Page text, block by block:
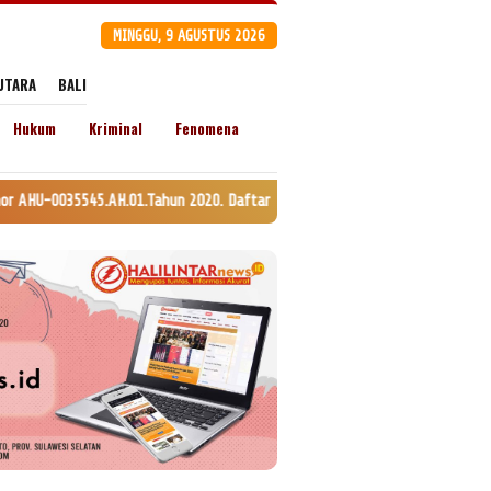
MINGGU, 9 AGUSTUS 2026
BALI
Hukum Kriminal
Fenomena
2020. Daftar Perseroan Nomor AHU-